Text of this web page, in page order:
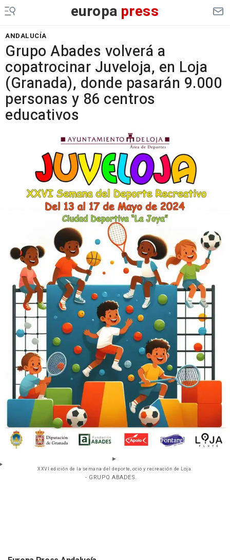
europa press
ANDALUCÍA
Grupo Abades volverá a
copatrocinar Juveloja, en Loja
(Granada), donde pasarán 9.000
personas y 86 centros
educativos
XXVI edición de la semana del deporte, ocio y recreación de Loja.
- GRUPO ABADES.